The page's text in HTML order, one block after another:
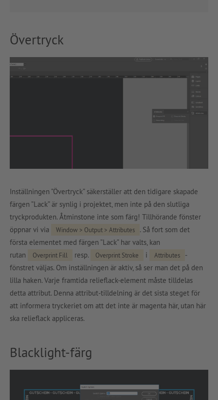
Övertryck
Inställningen ”Övertryck” säkerställer att den tidigare skapade
färgen ”Lack” är synlig i projektet, men inte på den slutliga
tryckprodukten. Åtminstone inte som färg! Tillhörande fönster
öppnar vi via
Window > Output > Attributes
. Så fort som det
första elementet med färgen ”Lack” har valts, kan
rutan
Overprint Fill resp. Overprint Stroke i Attributes
-
fönstret väljas. Om inställningen är aktiv, så ser man det på den
lilla haken. Varje framtida relieflack-element måste tilldelas
detta attribut. Denna attribut-tilldelning är det sista steget för
att informera tryckeriet om att det inte är magenta här, utan här
ska relieflack appliceras.
Blacklight-färg